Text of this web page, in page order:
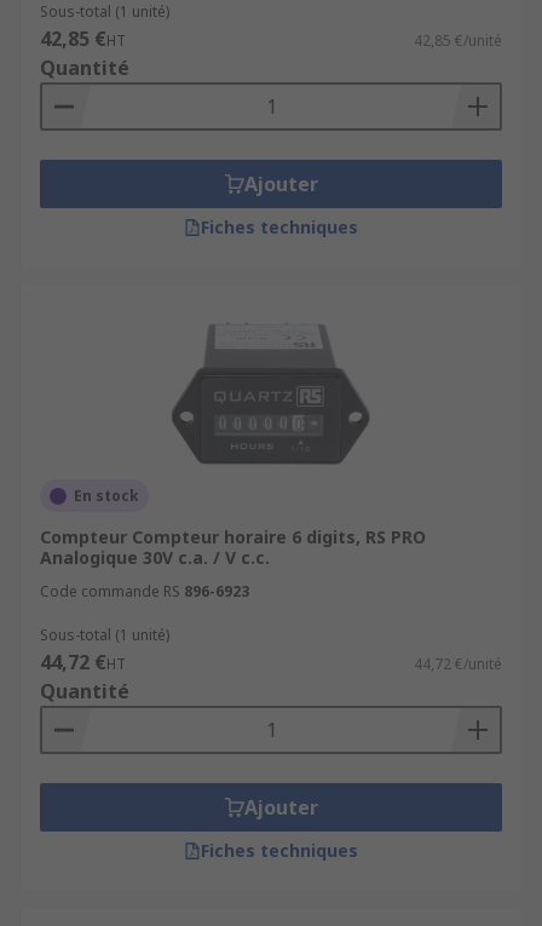
Sous-total (1 unité)
42,85 €HT 42,85 €/unité
Quantité
Ajouter
Fiches techniques
En stock
Compteur Compteur horaire 6 digits, RS PRO
Analogique 30V c.a. / V c.c.
Code commande RS 896-6923
Sous-total (1 unité)
44,72 €HT 44,72 €/unité
Quantité
Ajouter
Fiches techniques